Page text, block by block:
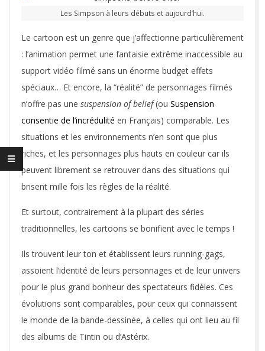
Les Simpson à leurs débuts et aujourd’hui.
Le cartoon est un genre que j’affectionne particulièrement
: l’animation permet une fantaisie extrême inaccessible au
support vidéo filmé sans un énorme budget effets
spéciaux… Et encore, la “réalité” de personnages filmés
n’offre pas une suspension of belief(ou Suspension
consentie de l’incrédulité en Français) comparable. Les
situations et les environnements n’en sont que plus
riches, et les personnages plus hauts en couleur car ils
peuvent librement se retrouver dans des situations qui
brisent mille fois les règles de la réalité.
Et surtout, contrairement à la plupart des séries
traditionnelles, les cartoons se bonifient avec le temps !
Ils trouvent leur ton et établissent leurs running-gags,
assoient l’identité de leurs personnages et de leur univers
pour le plus grand bonheur des spectateurs fidèles. Ces
évolutions sont comparables, pour ceux qui connaissent
le monde de la bande-dessinée, à celles qui ont lieu au fil
des albums de Tintin ou d’Astérix.